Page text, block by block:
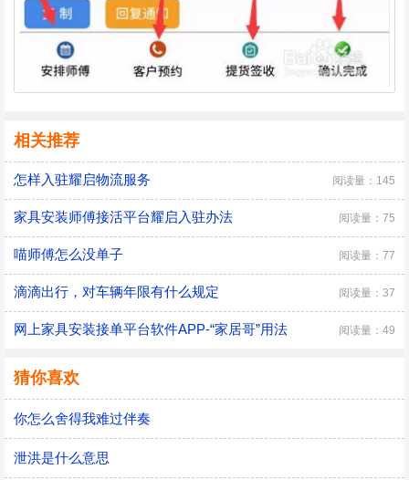
相关推荐
怎样入驻耀启物流服务 阅读量：145
家具安装师傅接活平台耀启入驻办法 阅读量：75
喵师傅怎么没单子 阅读量：77
滴滴出行，对车辆年限有什么规定 阅读量：37
网上家具安装接单平台软件APP-“家居哥”用法 阅读量：49
猜你喜欢
你怎么舍得我难过伴奏
泄洪是什么意思